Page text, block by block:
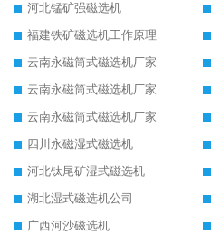
河北锰矿强磁选机
福建铁矿磁选机工作原理
云南永磁筒式磁选机厂家
云南永磁筒式磁选机厂家
云南永磁筒式磁选机厂家
四川永磁湿式磁选机
河北钛尾矿湿式磁选机
湖北湿式磁选机公司
广西河沙磁选机